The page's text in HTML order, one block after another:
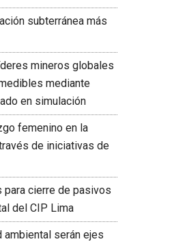
subterránea más
mineros globales
mediante
en simulación
femenino en la
de iniciativas de
para cierre de pasivos
del CIP Lima
ambiental serán ejes